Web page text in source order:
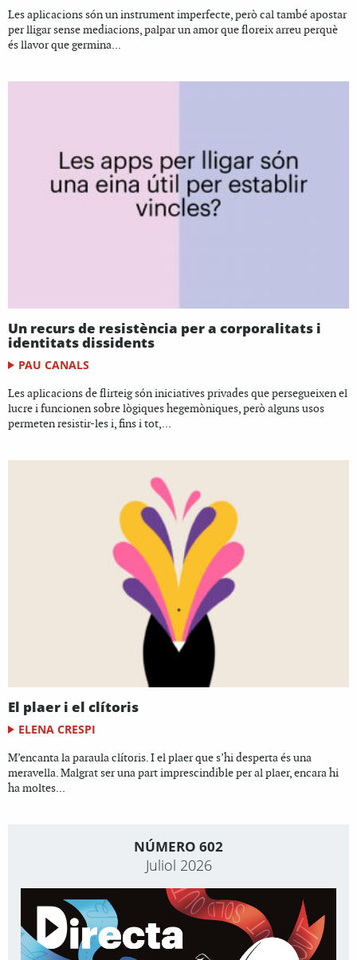
Les aplicacions són un instrument imperfecte, però cal també apostar
per lligar sense mediacions, palpar un amor que floreix arreu perquè
és llavor que germina...
Un recurs de resistència per a corporalitats i
identitats dissidents
PAU CANALS
Les aplicacions de flirteig són iniciatives privades que persegueixen el
lucre i funcionen sobre lògiques hegemòniques, però alguns usos
permeten resistir-les i, fins i tot,...
El plaer i el clítoris
ELENA CRESPI
M’encanta la paraula clítoris. I el plaer que s’hi desperta és una
meravella. Malgrat ser una part imprescindible per al plaer, encara hi
ha moltes...
NÚMERO 602
Juliol 2026